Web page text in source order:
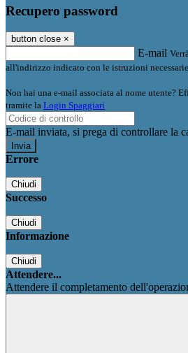
Recupero password
button close ×
E-mail
all'indirizzo indicato con le istruzioni
Non hai una e-mail associata al nome utente?
tramite la Login Spaggiari
E-mail inviata, si prega di controllare la
Errore
Chiudi
Successo
Chiudi
Informazione
Chiudi
Attendere...
Attendere il completamento